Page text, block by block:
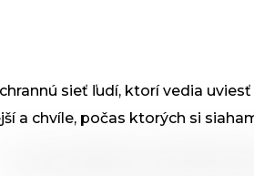
sieť ľudí, ktorí vedia
a chvíle, počas ktorých si